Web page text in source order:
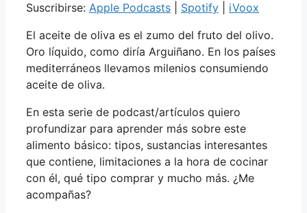
Suscribirse: Apple Podcasts Spotify
iVoox
El aceite de oliva es el zumo del fruto del olivo.
Oro líquido, como diría Arguiñano. En los países
mediterráneos llevamos milenios consumiendo
aceite de oliva.
En esta serie de podcast/artículos quiero
profundizar para aprender más sobre este
alimento básico: tipos, sustancias interesantes
que contiene, limitaciones a la hora de cocinar
con él, qué tipo comprar y mucho más. ¿Me
acompañas?